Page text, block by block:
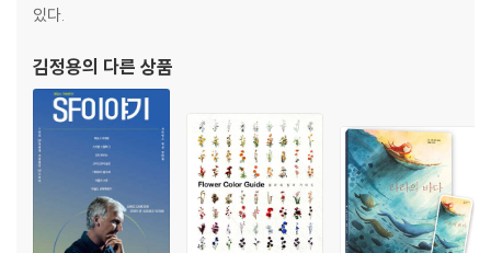
있다.
김정용의 다른 상품